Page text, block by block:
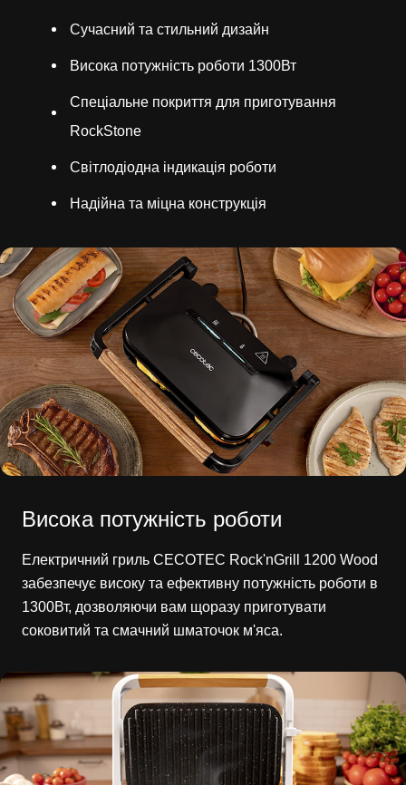
Сучасний та стильний дизайн
Висока потужність роботи 1300Вт
Спеціальне покриття для приготування
RockStone
Світлодіодна індикація роботи
Надійна та міцна конструкція
Висока потужність роботи
Електричний гриль CECOTEC Rock'nGrill 1200 Wood
забезпечує високу та ефективну потужність роботи в
1300Вт, дозволяючи вам щоразу приготувати
соковитий та смачний шматочок м'яса.